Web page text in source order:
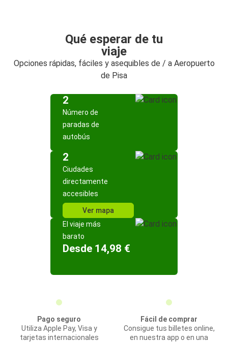
Qué esperar de tu
viaje
Opciones rápidas, fáciles y asequibles de / a Aeropuerto
de Pisa
2
Número de
paradas de
autobús
2
Ciudades
directamente
accesibles
Ver mapa
El viaje más
barato
Desde 14,98 €
Pago seguro
Utiliza Apple Pay, Visa y
tarjetas internacionales
Fácil de comprar
Consigue tus billetes online,
en nuestra app o en una